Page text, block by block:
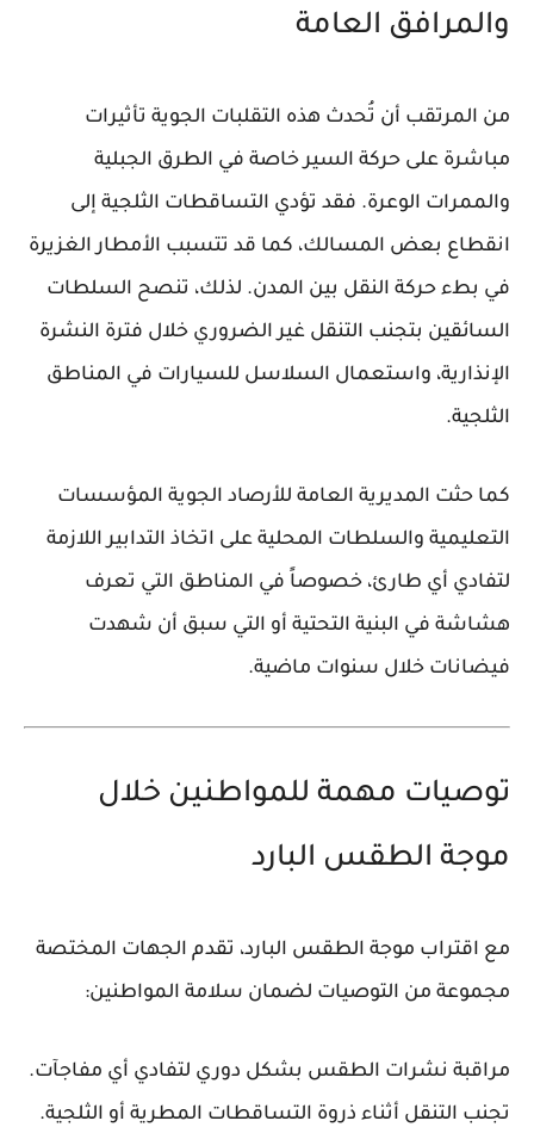
والمرافق العامة
من المرتقب أن تُحدث هذه التقلبات الجوية تأثيرات
مباشرة على حركة السير خاصة في الطرق الجبلية
والممرات الوعرة. فقد تؤدي التساقطات الثلجية إلى
انقطاع بعض المسالك، كما قد تتسبب الأمطار الغزيرة
في بطء حركة النقل بين المدن. لذلك، تنصح السلطات
السائقين بتجنب التنقل غير الضروري خلال فترة النشرة
الإنذارية، واستعمال السلاسل للسيارات في المناطق
الثلجية.
كما حثت المديرية العامة للأرصاد الجوية المؤسسات
التعليمية والسلطات المحلية على اتخاذ التدابير اللازمة
لتفادي أي طارئ، خصوصاً في المناطق التي تعرف
هشاشة في البنية التحتية أو التي سبق أن شهدت
فيضانات خلال سنوات ماضية.
توصيات مهمة للمواطنين خلال
موجة الطقس البارد
مع اقتراب موجة الطقس البارد، تقدم الجهات المختصة
مجموعة من التوصيات لضمان سلامة المواطنين:
مراقبة نشرات الطقس بشكل دوري لتفادي أي مفاجآت.
تجنب التنقل أثناء ذروة التساقطات المطرية أو الثلجية.